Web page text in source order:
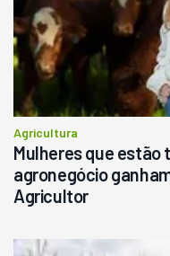
Agricultura
Mulheres que estão
agronegócio
Agricultor